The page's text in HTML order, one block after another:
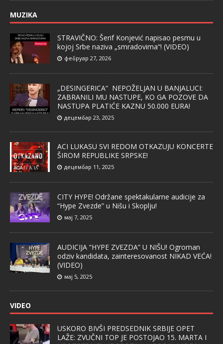
MUZIKA
STRAVIČNO: Šerif Konjević napisao pesmu u
kojoj Srbe naziva „smradovima“! (VIDEO)
фебруар 27, 2026
„DESINGERICA“ NEPOŽELJAN U BANJALUCI:
ZABRANILI MU NASTUPE, KO GA POZOVE DA
NASTUPA PLATIĆE KAZNU 50.000 EURA!
децембар 23, 2025
ACI LUKASU SVI REDOM OTKAZUJU KONCERTE
ŠIROM REPUBLIKE SRPSKE!
децембар 11, 2025
CITY HYPE! Održane spektakularne audicije za
“Hype Zvezde” u Nišu i Skoplju!
мај 7, 2025
AUDICIJA “HYPE ZVEZDA” U NIŠU! Ogroman
odziv kandidata, zainteresovanost NIKAD VEĆA!
(VIDEO)
мај 5, 2025
VIDEO
USKORO BIVŠI PREDSEDNIK SRBIJE OPET
LAŽE: ZVUČNI TOP JE POSTOJAO 15. MARTA I